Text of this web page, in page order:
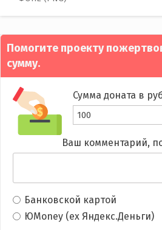
navigation
Помогите проекту
сумму.
Сумма доната в
Ваш комментарий,
Банковской картой
ЮMoney (ex Яндекс.Деньги)